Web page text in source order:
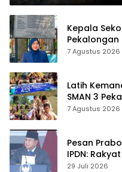
Kepala
Pekalongan
Proyek
7 Agustus 2026
Latih
SMAN 3
dan Respon
7 Agustus 2026
Pesan
IPDN:
29 Juli 2026